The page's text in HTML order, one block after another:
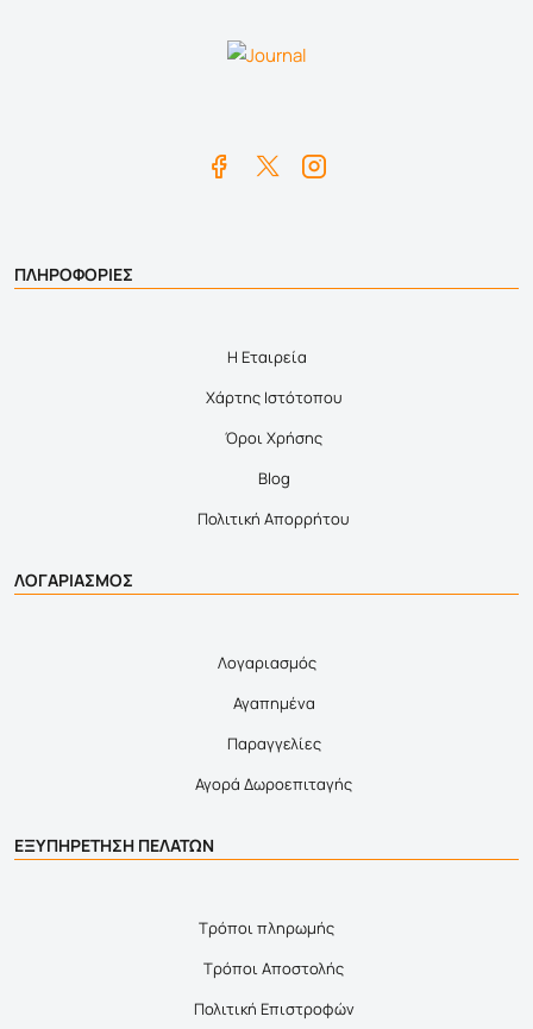
ΠΛΗΡΟΦΟΡΙΕΣ
Η Εταιρεία
Χάρτης Ιστότοπου
Όροι Χρήσης
Blog
Πολιτική Απορρήτου
ΛΟΓΑΡΙΑΣΜΟΣ
Λογαριασμός
Αγαπημένα
Παραγγελίες
Αγορά Δωροεπιταγής
ΕΞΥΠΗΡΕΤΗΣΗ ΠΕΛΑΤΩΝ
Τρόποι πληρωμής
Τρόποι Αποστολής
Πολιτική Επιστροφών